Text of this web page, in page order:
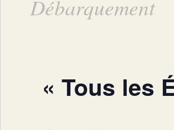
Débarquement
« Tous les